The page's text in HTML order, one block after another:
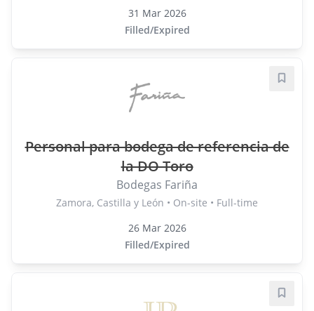
31 Mar 2026
Filled/Expired
Personal para bodega de referencia de
la DO Toro
Bodegas Fariña
Zamora, Castilla y León • On-site • Full-time
26 Mar 2026
Filled/Expired
Save
Save